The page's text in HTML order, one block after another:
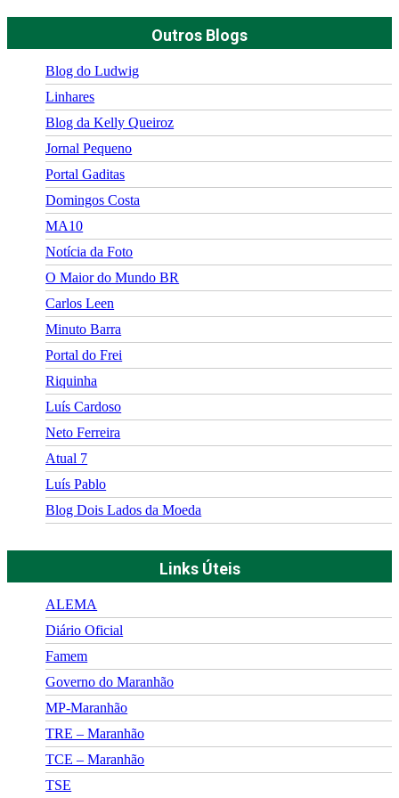
Outros Blogs
Blog do Ludwig
Linhares
Blog da Kelly Queiroz
Jornal Pequeno
Portal Gaditas
Domingos Costa
MA10
Notícia da Foto
O Maior do Mundo BR
Carlos Leen
Minuto Barra
Portal do Frei
Riquinha
Luís Cardoso
Neto Ferreira
Atual 7
Luís Pablo
Blog Dois Lados da Moeda
Links Úteis
ALEMA
Diário Oficial
Famem
Governo do Maranhão
MP-Maranhão
TRE – Maranhão
TCE – Maranhão
TSE